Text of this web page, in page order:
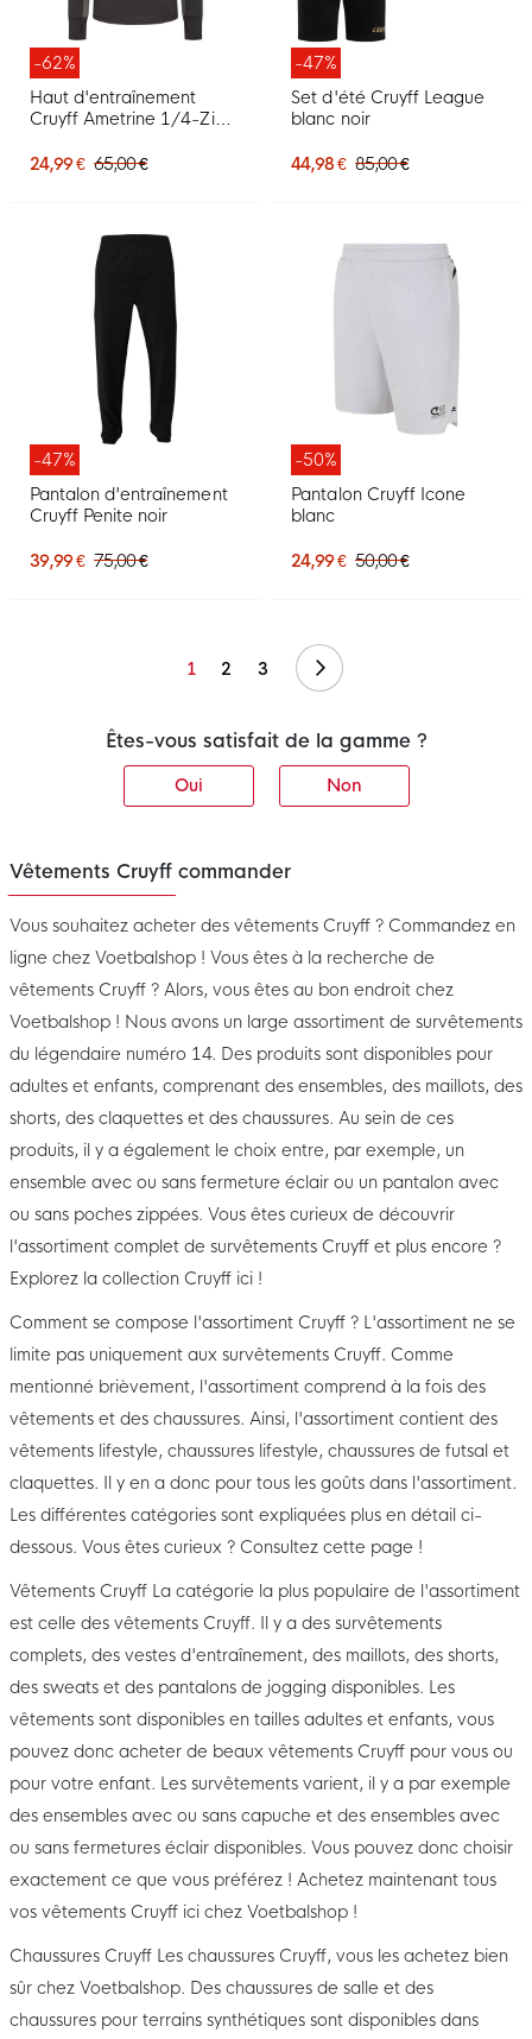
-62%
Haut d'entraînement
Cruyff Ametrine 1/4-Zip
24,99 € 65,00 €
-47%
Set d'été Cruyff League
blanc noir
44,98 € 85,00 €
-47%
Pantalon d'entraînement
Cruyff Penite noir
39,99 € 75,00 €
-50%
Pantalon Cruyff Icone
blanc
24,99 € 50,00 €
1 2 3 Suivant
Êtes-vous satisfait de la gamme ?
Oui Non
Vêtements Cruyff commander
Vous souhaitez acheter des vêtements Cruyff ? Commandez en
ligne chez Voetbalshop ! Vous êtes à la recherche de
vêtements Cruyff ? Alors, vous êtes au bon endroit chez
Voetbalshop ! Nous avons un large assortiment de survêtements
du légendaire numéro 14. Des produits sont disponibles pour
adultes et enfants, comprenant des ensembles, des maillots, des
shorts, des claquettes et des chaussures. Au sein de ces
produits, il y a également le choix entre, par exemple, un
ensemble avec ou sans fermeture éclair ou un pantalon avec
ou sans poches zippées. Vous êtes curieux de découvrir
l'assortiment complet de survêtements Cruyff et plus encore ?
Explorez la collection Cruyff ici !
Comment se compose l'assortiment Cruyff ? L'assortiment ne se
limite pas uniquement aux survêtements Cruyff. Comme
mentionné brièvement, l'assortiment comprend à la fois des
vêtements et des chaussures. Ainsi, l'assortiment contient des
vêtements lifestyle, chaussures lifestyle, chaussures de futsal et
claquettes. Il y en a donc pour tous les goûts dans l'assortiment.
Les différentes catégories sont expliquées plus en détail ci-
dessous. Vous êtes curieux ? Consultez cette page !
Vêtements Cruyff La catégorie la plus populaire de l'assortiment
est celle des vêtements Cruyff. Il y a des survêtements
complets, des vestes d'entraînement, des maillots, des shorts,
des sweats et des pantalons de jogging disponibles. Les
vêtements sont disponibles en tailles adultes et enfants, vous
pouvez donc acheter de beaux vêtements Cruyff pour vous ou
pour votre enfant. Les survêtements varient, il y a par exemple
des ensembles avec ou sans capuche et des ensembles avec
ou sans fermetures éclair disponibles. Vous pouvez donc choisir
exactement ce que vous préférez ! Achetez maintenant tous
vos vêtements Cruyff ici chez Voetbalshop !
Chaussures Cruyff Les chaussures Cruyff, vous les achetez bien
sûr chez Voetbalshop. Des chaussures de salle et des
chaussures pour terrains synthétiques sont disponibles dans